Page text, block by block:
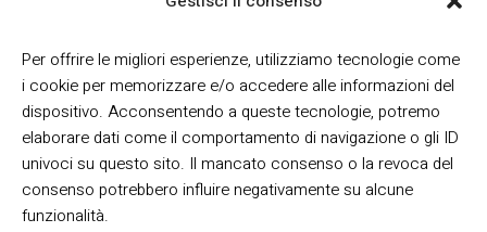
Per offrire le migliori esperienze, utilizziamo tecnologie come
i cookie per memorizzare e/o accedere alle informazioni del
dispositivo. Acconsentendo a queste tecnologie, potremo
elaborare dati come il comportamento di navigazione o gli ID
univoci su questo sito. Il mancato consenso o la revoca del
consenso potrebbero influire negativamente su alcune
funzionalità.